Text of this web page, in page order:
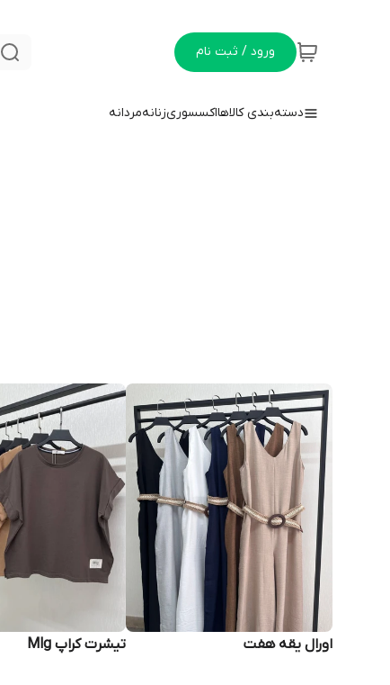
ورود / ثبت نام
دسته‌بندی کالاهااکسسوریزنانهمردانه
اورال یقه هفت تیشرت کراپ Mlg